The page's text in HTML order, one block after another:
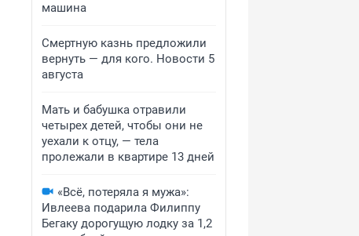
машина
Смертную казнь предложили
вернуть — для кого. Новости 5
августа
Мать и бабушка отравили
четырех детей, чтобы они не
уехали к отцу, — тела
пролежали в квартире 13 дней
«Всё, потеряла я мужа»:
Ивлеева подарила Филиппу
Бегаку дорогущую лодку за 1,2